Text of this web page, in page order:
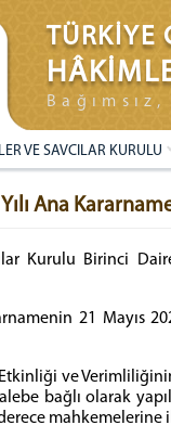
TÜRKİYE
VE SAVCILAR KURULU
Ana
Kurulu Birinci
21 Mayıs
Etkinliği ve
bağlı olarak
mahkemelerine